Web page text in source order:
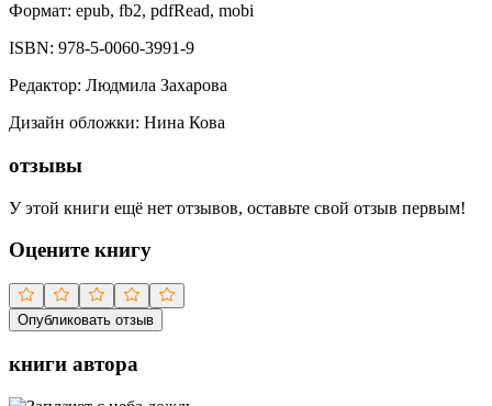
Формат: epub, fb2, pdfRead, mobi
ISBN: 978-5-0060-3991-9
Редактор: Людмила Захарова
Дизайн обложки: Нина Кова
отзывы
У этой книги ещё нет отзывов, оставьте свой отзыв первым!
Оцените книгу
Опубликовать отзыв
книги автора